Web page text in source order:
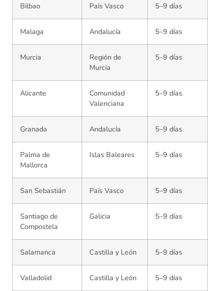
Bilbao País Vasco 5–9 días
Malaga Andalucía 5–9 días
Murcia
Región de
Murcia
5–9 días
Alicante
Comunidad
Valenciana
5–9 días
Granada Andalucía 5–9 días
Palma de
Mallorca
Islas Baleares 5–9 días
San Sebastián País Vasco 5–9 días
Santiago de
Compostela
Galicia 5–9 días
Salamanca Castilla y León 5–9 días
Valladolid Castilla y León 5–9 días